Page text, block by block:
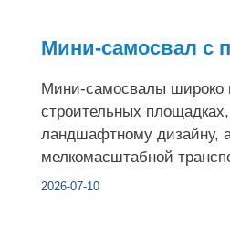
Мини-самосвалы широко
строительных
ландшафтному дизайну,
мелкомасштабной
2026-07-10